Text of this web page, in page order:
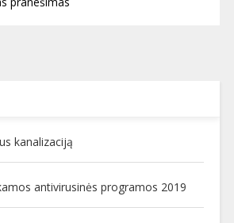
kanalizaciją
antivirusinės programos 2019